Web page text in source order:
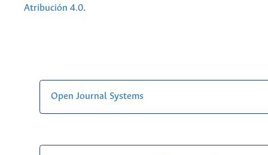
Atribución 4.0.
Open Journal Systems